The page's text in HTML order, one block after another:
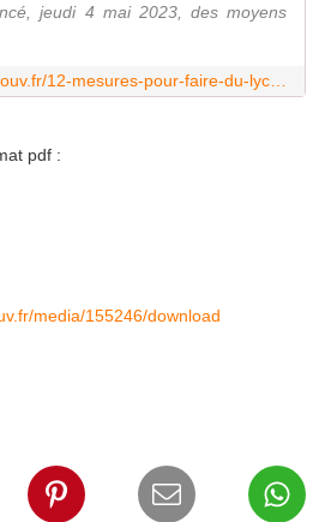
jeudi 4 mai 2023, des moyens
pdf :
media/155246/download